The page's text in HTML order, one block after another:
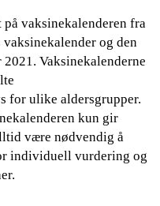
vaksinekalenderen fra
og den
Vaksinekalenderne
for ulike aldersgrupper.
kun gir
være nødvendig å
individuell vurdering og